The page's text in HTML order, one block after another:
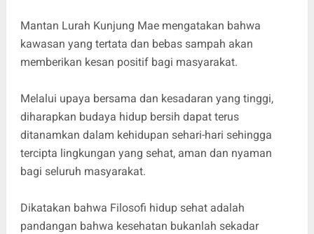
Mantan Lurah Kunjung Mae mengatakan bahwa
kawasan yang tertata dan bebas sampah akan
memberikan kesan positif bagi masyarakat.
Melalui upaya bersama dan kesadaran yang tinggi,
diharapkan budaya hidup bersih dapat terus
ditanamkan dalam kehidupan sehari-hari sehingga
tercipta lingkungan yang sehat, aman dan nyaman
bagi seluruh masyarakat.
Dikatakan bahwa Filosofi hidup sehat adalah
pandangan bahwa kesehatan bukanlah sekadar